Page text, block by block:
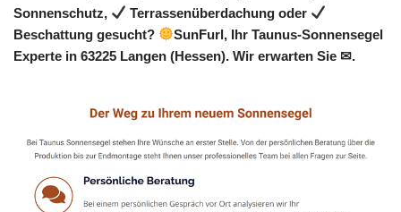
Sonnenschutz,
Terrassenüberdachung oder
Beschattung gesucht?
SunFurl, Ihr Taunus-Sonnensegel
Experte in 63225 Langen (Hessen). Wir erwarten Sie ✉.